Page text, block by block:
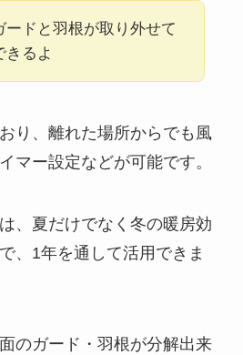
ードと羽根が取り外せて
きるよ
り、離れた場所からでも風
マー設定などが可能です。
、夏だけでなく冬の暖房効
、1年を通して活用できま
のガード・羽根が分解出来